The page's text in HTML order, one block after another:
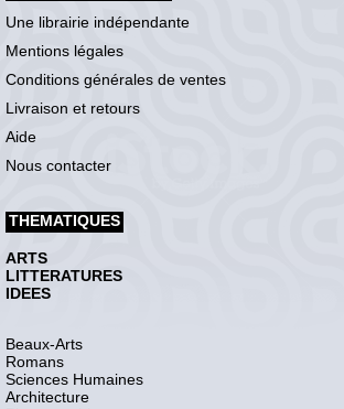
Une librairie indépendante
Mentions légales
Conditions générales de ventes
Livraison et retours
Aide
Nous contacter
THEMATIQUES
ARTS
LITTERATURES
IDEES
Beaux-Arts
Romans
Sciences Humaines
Architecture